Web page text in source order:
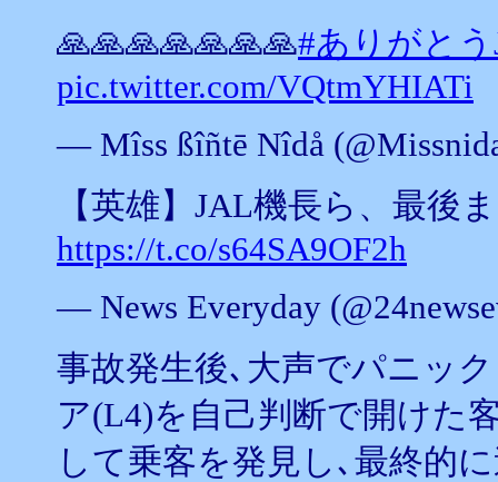
🙏🙏🙏🙏🙏🙏🙏#ありがと
pic.twitter.com/VQtmYHIATi
— Mîss ßîñtē Nîdå
【英雄】JAL機長ら、最後
https://t.co/s64SA9OF2h
— News Everyday
事故発生後､大声でパニッ
ア(L4)を自己判断で開けた
して乗客を発見し､最終的